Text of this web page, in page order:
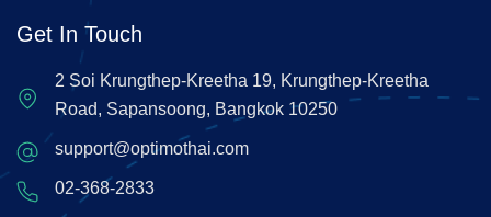
Get In Touch
2 Soi Krungthep-Kreetha 19, Krungthep-Kreetha
Road, Sapansoong, Bangkok 10250
support@optimothai.com
02-368-2833